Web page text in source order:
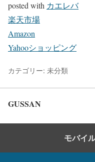
posted with カエレバ
楽天市場
Amazon
Yahooショッピング
カテゴリー: 未分類
GUSSAN
モバイ